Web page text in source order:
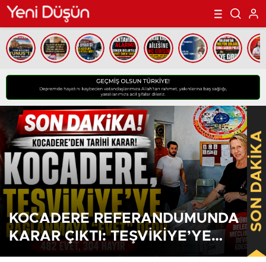
KOCADERE REFERANDUMUNDA
KARAR ÇIKTI: TEŞVIKIYE’YE
BAĞLANMAYA HALKTAN GÜÇLÜ
SON DAKİKA